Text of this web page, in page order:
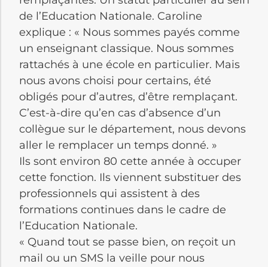
de l’Education Nationale. Caroline
explique : « Nous sommes payés comme
un enseignant classique. Nous sommes
rattachés à une école en particulier. Mais
nous avons choisi pour certains, été
obligés pour d’autres, d’être remplaçant.
C’est-à-dire qu’en cas d’absence d’un
collègue sur le département, nous devons
aller le remplacer un temps donné. »
Ils sont environ 80 cette année à occuper
cette fonction. Ils viennent substituer des
professionnels qui assistent à des
formations continues dans le cadre de
l’Education Nationale.
« Quand tout se passe bien, on reçoit un
mail ou un SMS la veille pour nous